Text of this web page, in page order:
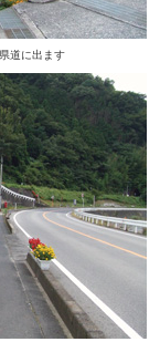
道に出ます